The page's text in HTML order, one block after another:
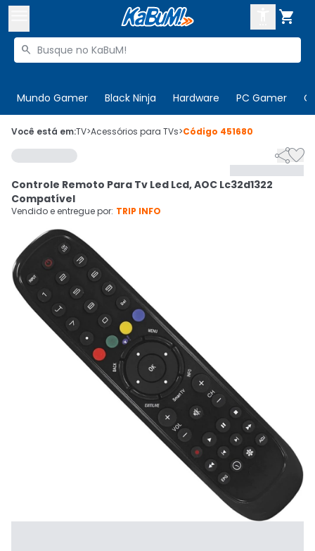

Buscar produtos

Mundo Gamer Black Ninja Hardware PC Gamer
 Olá. Acesse sua conta
 Departamentos
Cupons
 Ativar tradutor em libras
CADASTRE-SE
Você está em:TV>Acessórios para TVs>Código 451680

Controle Remoto Para Tv Led Lcd, AOC Lc32d1322
Compatível
Vendido e entregue por: TRIP INFO